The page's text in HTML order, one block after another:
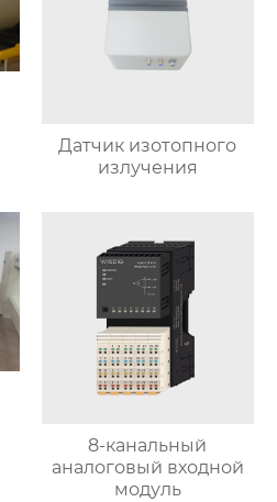
Датчик изотопного
излучения
8-канальный
аналоговый входной
модуль